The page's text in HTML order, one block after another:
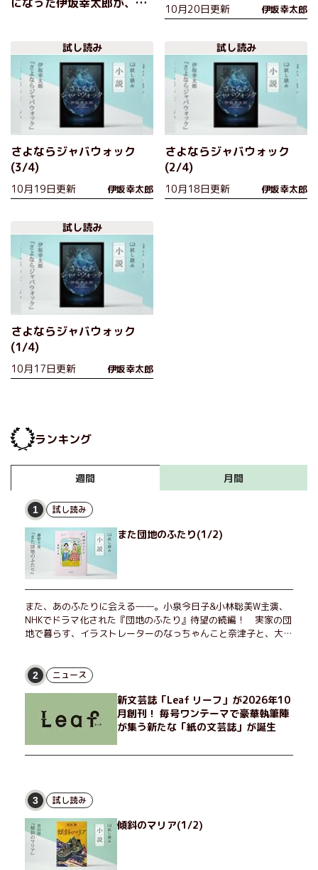
ら始まるミステリー!?『さ
よならジャバウォック』
10月20日更新 伊坂幸太郎
試し読み
さよならジャバウォック
(3/4)
10月19日更新 伊坂幸太郎
試し読み
さよならジャバウォック
(2/4)
10月18日更新 伊坂幸太郎
試し読み
さよならジャバウォック
(1/4)
10月17日更新 伊坂幸太郎
ランキング
週間 月間
1 試し読み
また団地のふたり(1/2)
また、あのふたりに会える――。小泉今日子&小林聡美W主演、
NHKでドラマ化された『団地のふたり』待望の続編！ 実家の団
地で暮らす、イラストレーターのなっちゃんこと奈津子と、大学
げたり、部屋でふたりだけの「台湾映画祭」を催したり。50代
独身、幼なじみの変わらぬ友情とささやかな幸せの日々を描く。
2 ニュース
新文芸誌「Leaf リーフ」が2026年10
月創刊！ 毎号ワンテーマで豪華執筆陣
が集う新たな「紙の文芸誌」が誕生
3 試し読み
傾斜のマリア(1/2)